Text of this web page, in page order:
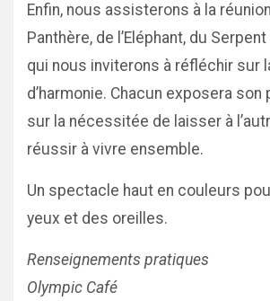
Enfin, nous assisterons à la
Panthère, de l’Eléphant, du
qui nous inviterons à réfléchir sur
d’harmonie. Chacun exposera son
sur la nécessitée de laisser à
réussir à vivre ensemble.
Un spectacle haut en couleurs
yeux et des oreilles.
Renseignements pratiques
Olympic Café